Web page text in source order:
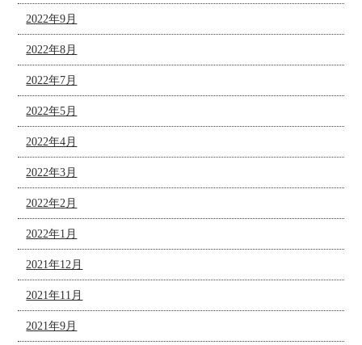
2022年9月
2022年8月
2022年7月
2022年5月
2022年4月
2022年3月
2022年2月
2022年1月
2021年12月
2021年11月
2021年9月